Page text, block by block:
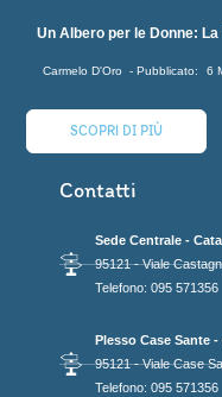
Un Albero per le Donne:
Carmelo D'Oro 6
SCOPRI DI PIÙ
Contatti
Sede Centrale -
95121 - Viale
Telefono: 095 571356
Plesso Case Sante -
95121 - Viale Case
Telefono: 095 571356